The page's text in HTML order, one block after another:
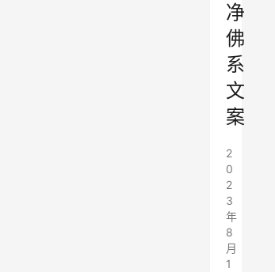
净
佛
系
文
案
2
0
2
3
年
8
月
1